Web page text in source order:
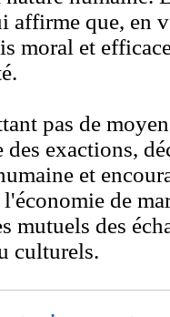
que, en
moral et
pas de
exactions,
et
de
mutuels des
culturels.